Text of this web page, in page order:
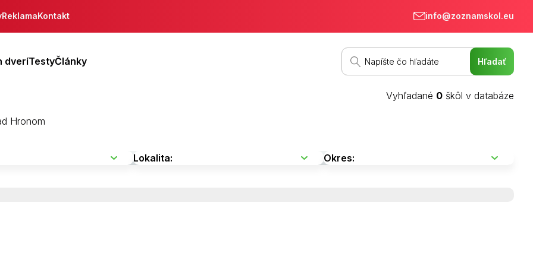
ReklamaKontakt info@zoznamskol.eu
dveríTestyČlánky
Vyhľadané 0 škôl v databáze
Hronom